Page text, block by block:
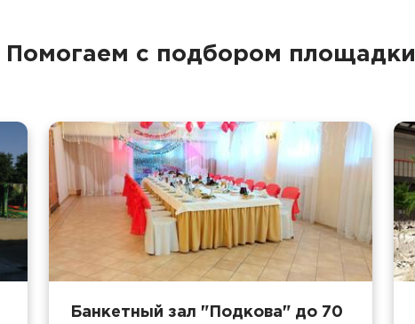
Помогаем с подбором площадки
Банкетный зал "Подкова" до 70